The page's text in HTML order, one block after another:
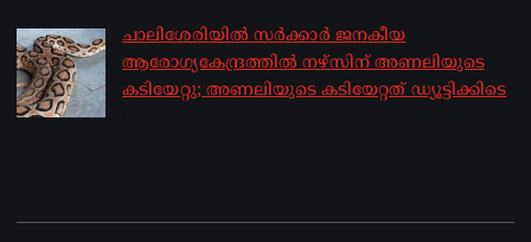
ചാലിശേരിയില്‍ സര്‍ക്കാര്‍ ജനകീയ
ആരോഗ്യകേന്ദ്രത്തില്‍ നഴ്സിന് അണലിയുടെ
കടിയേറ്റു; അണലിയുടെ കടിയേറ്റത് ഡ്യൂട്ടിക്കിടെ